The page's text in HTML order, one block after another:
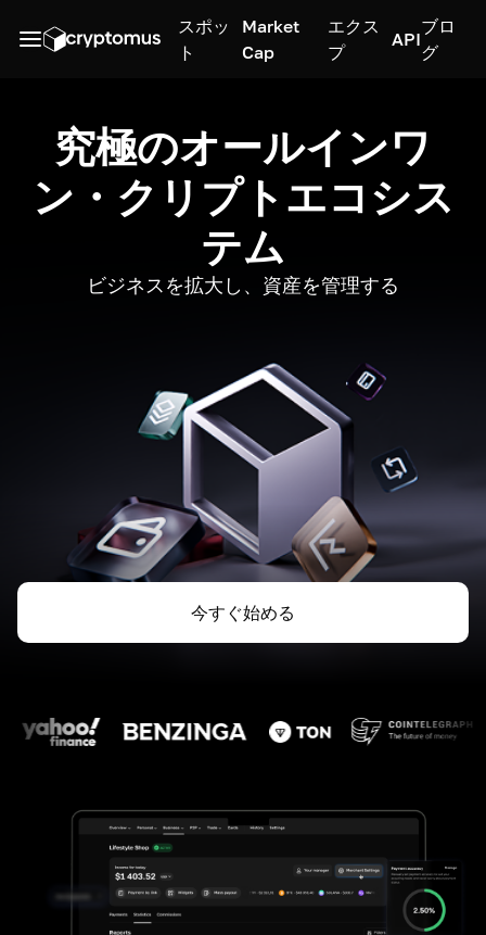
スポッ
ト
Market
Cap
エクス
プ
API
ブロ
グ
究極のオールインワ
ン・クリプトエコシス
テム
ビジネスを拡大し、資産を管理する
今すぐ始める